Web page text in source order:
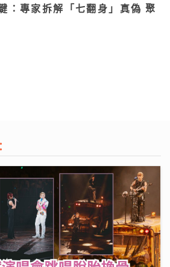
：專家拆解「七翻身」真偽 聚